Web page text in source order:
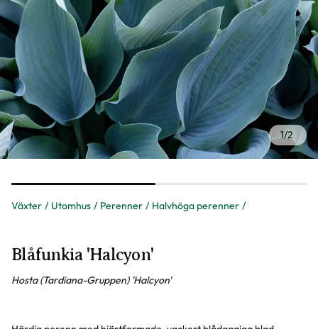
Växter Utomhus Perenner Halvhöga perenner
1/2
Blåfunkia 'Halcyon'
Hosta (Tardiana-Gruppen) 'Halcyon'